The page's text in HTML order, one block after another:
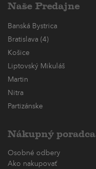
Naše Predajne
Banská Bystrica
Bratislava (4)
Košice
Liptovský Mikuláš
Martin
Nitra
Partizánske
Nákupný poradca
Osobné odbery
Ako nakupovať